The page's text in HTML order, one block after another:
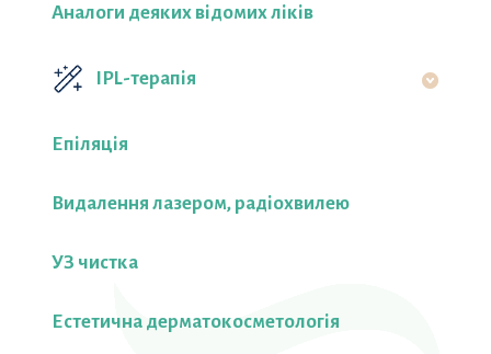
Аналоги деяких відомих ліків
IPL-терапія
Епіляція
Видалення лазером, радіохвилею
УЗ чистка
Естетична дерматокосметологія